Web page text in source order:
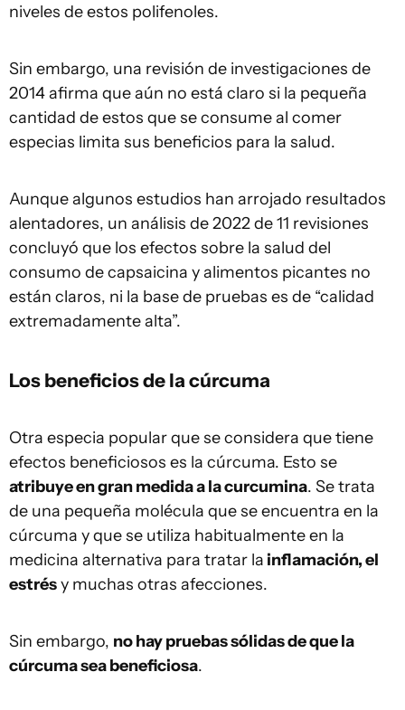
niveles de estos polifenoles.
Sin embargo, una revisión de investigaciones de
2014 afirma que aún no está claro si la pequeña
cantidad de estos que se consume al comer
especias limita sus beneficios para la salud.
Aunque algunos estudios han arrojado resultados
alentadores, un análisis de 2022 de 11 revisiones
concluyó que los efectos sobre la salud del
consumo de capsaicina y alimentos picantes no
están claros, ni la base de pruebas es de “calidad
extremadamente alta”.
Los beneficios de la cúrcuma
Otra especia popular que se considera que tiene
efectos beneficiosos es la cúrcuma. Esto se
atribuye en gran medida a la curcumina. Se trata
de una pequeña molécula que se encuentra en la
cúrcuma y que se utiliza habitualmente en la
medicina alternativa para tratar la inflamación, el
estrésy muchas otras afecciones.
Sin embargo, no hay pruebas sólidas de que la
cúrcuma sea beneficiosa.